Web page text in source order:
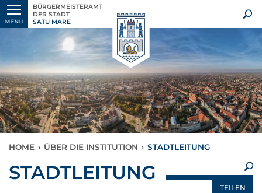
MENU
BÜRGERMEISTERAMT
DER STADT
SATU MARE
HOME › ÜBER DIE INSTITUTION › STADTLEITUNG
×
STADTLEITUNG
TEILEN